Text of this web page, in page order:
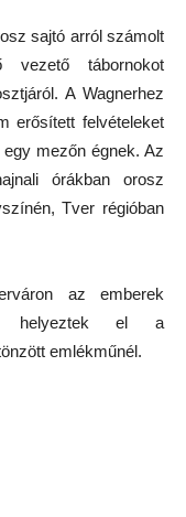
sajtó arról számolt
tábornokot
A Wagnerhez
erősített felvételeket
mezőn égnek. Az
órákban orosz
Tver régióban
az emberek
helyeztek el a
emlékműnél.